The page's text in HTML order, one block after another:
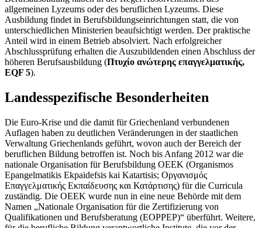
allgemeinen Lyzeums oder des beruflichen Lyzeums. Diese
Ausbildung findet in Berufsbildungseinrichtungen statt, die von
unterschiedlichen Ministerien beaufsichtigt werden. Der praktische
Anteil wird in einem Betrieb absolviert. Nach erfolgreicher
Abschlussprüfung erhalten die Auszubildenden einen Abschluss der
höheren Berufsausbildung (Πτυχίο ανώτερης επαγγελματικής,
EQF 5).
Landesspezifische Besonderheiten
Die Euro-Krise und die damit für Griechenland verbundenen
Auflagen haben zu deutlichen Veränderungen in der staatlichen
Verwaltung Griechenlands geführt, wovon auch der Bereich der
beruflichen Bildung betroffen ist. Noch bis Anfang 2012 war die
nationale Organisation für Berufsbildung OEEK (Organismos
Epangelmatikis Ekpaidefsis kai Katartisis; Οργανισμός
Επαγγελματικής Εκπαίδευσης και Κατάρτισης) für die Curricula
zuständig. Die OEEK wurde nun in eine neue Behörde mit dem
Namen „Nationale Organisation für die Zertifizierung von
Qualifikationen und Berufsberatung (EOPPEP)“ überführt. Weitere,